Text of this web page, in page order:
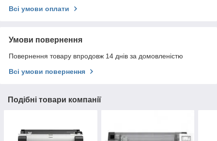
Всі умови оплати
Умови повернення
Повернення товару впродовж 14 днів за домовленістю
Всі умови повернення
Подібні товари компанії